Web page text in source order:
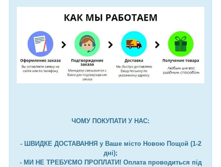
ЧОМУ ПОКУПАТИ У НАС:
- ШВИДКЕ ДОСТАВАННЯ у Ваше місто Новою Пощой (1-2
дні);
- МИ НЕ ТРЕБУЄМО ПРОПЛАТИ! Оплата проводиться під